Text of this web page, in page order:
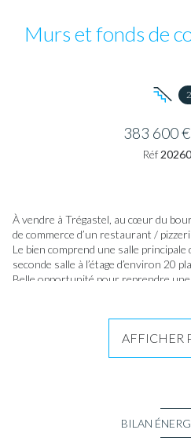
2
383 600
Réf
À vendre à Trégastel, au cœur du
de commerce d’un restaurant /
Le bien comprend une salle
seconde salle à l’étage d’environ 20
Belle opportunité pour reprendre
AFFICHER
BILAN